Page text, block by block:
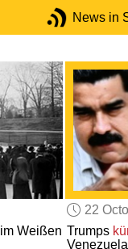
News in
im Weißen
22
Trumps